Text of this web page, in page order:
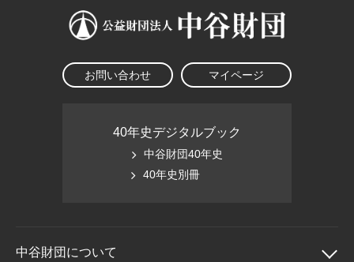
お問い合わせ マイページ
40年史デジタルブック
中谷財団40年史
40年史別冊
中谷財団について